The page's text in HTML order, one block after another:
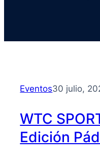
Eventos30 julio,
WTC
Edición